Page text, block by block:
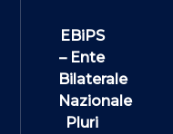
EBiPS
– Ente
Bilaterale
Nazionale
Pluri